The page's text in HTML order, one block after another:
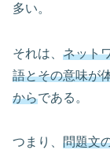
多い。
それは、 ネット
語とその意味が
からである。
つまり、 問題文